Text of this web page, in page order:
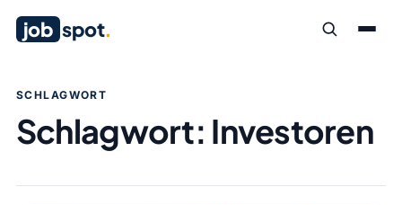
job spot.
SCHLAGWORT
Schlagwort: Investoren